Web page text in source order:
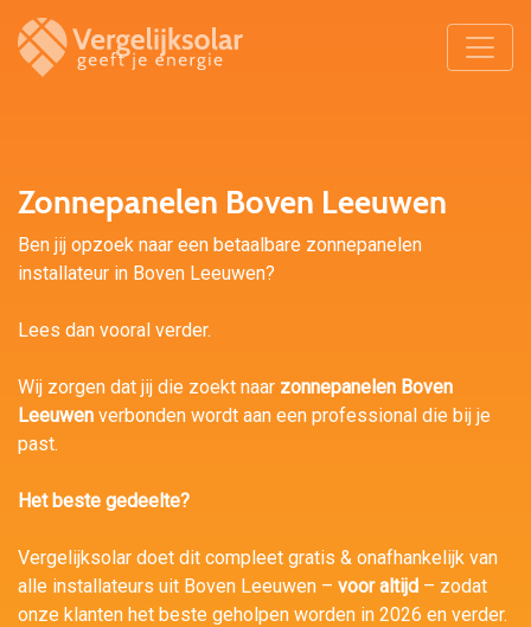
Zonnepanelen Boven Leeuwen
Ben jij opzoek naar een betaalbare zonnepanelen
installateur in Boven Leeuwen?
Lees dan vooral verder.
Wij zorgen dat jij die zoekt naar zonnepanelen Boven
Leeuwen verbonden wordt aan een professional die bij je
past.
Het beste gedeelte?
Vergelijksolar doet dit compleet gratis & onafhankelijk van
alle installateurs uit Boven Leeuwen – voor altijd – zodat
onze klanten het beste geholpen worden in 2026 en verder.